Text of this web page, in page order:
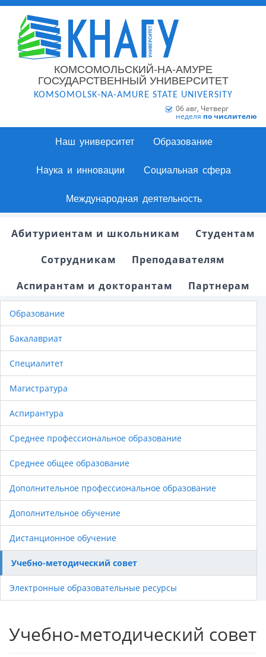
КОМСОМОЛЬСКИЙ-НА-АМУРЕ
ГОСУДАРСТВЕННЫЙ УНИВЕРСИТЕТ
KOMSOMOLSK-NA-AMURE STATE UNIVERSITY
06 авг, Четверг
неделя по числителю
Наш университет Образование
Наука и инновации Социальная сфера
Международная деятельность
Абитуриентам и школьникам
Студентам
Сотрудникам
Преподавателям
Аспирантам и докторантам
Партнерам
Образование
Бакалавриат
Специалитет
Магистратура
Аспирантура
Среднее профессиональное образование
Среднее общее образование
Дополнительное профессиональное образование
Дополнительное обучение
Дистанционное обучение
Учебно-методический совет
Электронные образовательные ресурсы
Учебно-методический совет